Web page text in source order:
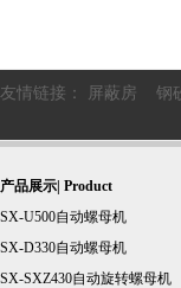
友情链接： 屏蔽房 钢
产品展示| Product
SX-U500自动螺母机
SX-D330自动螺母机
SX-SXZ430自动旋转螺母机